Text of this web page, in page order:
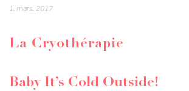
1, mars, 2017
La Cryothérapie
Baby It’s Cold Outside!